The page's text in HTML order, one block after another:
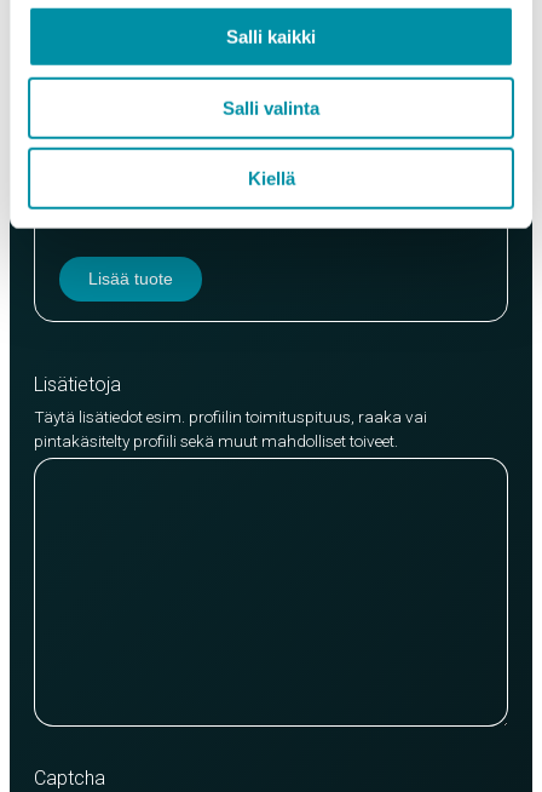
Salli kaikki
Salli valinta
Kiellä
Laatu
EN AW-6063 (min. 250kg)
EN AW-6082 (min. 500kg)
Lisää tuote
Lisätietoja
Täytä lisätiedot esim. profiilin toimituspituus, raaka vai
pintakäsitelty profiili sekä muut mahdolliset toiveet.
Captcha